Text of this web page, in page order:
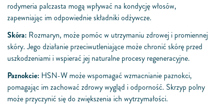
rodymeria palczasta mogą wpływać na kondycję włosów,
zapewniając im odpowiednie składniki odżywcze.
Skóra: Rozmaryn, może pomóc w utrzymaniu zdrowej i promiennej
skóry. Jego działanie przeciwutleniające może chronić skórę przed
uszkodzeniami i wspierać jej naturalne procesy regeneracyjne.
Paznokcie: HSN-W może wspomagać wzmacnianie paznokci,
pomagając im zachować zdrowy wygląd i odporność. Skrzyp polny
może przyczynić się do zwiększenia ich wytrzymałości.